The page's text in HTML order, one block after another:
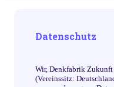
Datenschutz
Wir, Denkfabrik Zukunft
(Vereinssitz: